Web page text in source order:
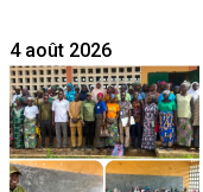
4 août 2026